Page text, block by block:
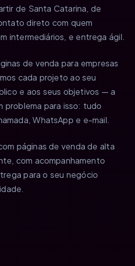
de Santa Catarina, de
direto com quem
intermediários, e entrega ágil.
de venda para empresas
cada projeto ao seu
e aos seus objetivos — a
problema para isso: tudo
WhatsApp e e-mail.
páginas de venda de alta
com acompanhamento
para o seu negócio